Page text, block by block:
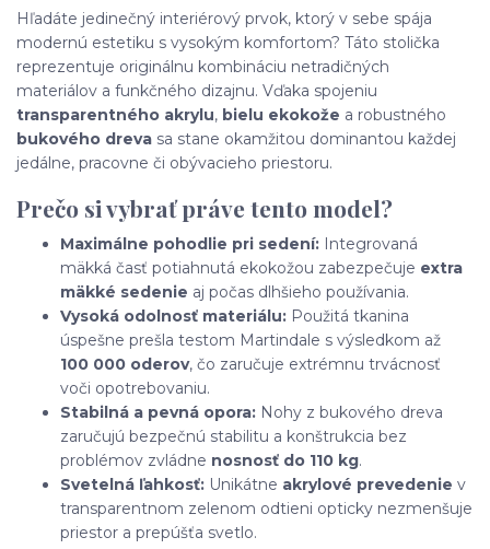
Hľadáte jedinečný interiérový prvok, ktorý v sebe spája
modernú estetiku s vysokým komfortom? Táto stolička
reprezentuje originálnu kombináciu netradičných
materiálov a funkčného dizajnu. Vďaka spojeniu
transparentného akrylu, bielu ekokože a robustného
bukového dreva sa stane okamžitou dominantou každej
jedálne, pracovne či obývacieho priestoru.
Prečo si vybrať práve tento model?
Maximálne pohodlie pri sedení: Integrovaná
mäkká časť potiahnutá ekokožou zabezpečuje extra
mäkké sedenie aj počas dlhšieho používania.
Vysoká odolnosť materiálu: Použitá tkanina
úspešne prešla testom Martindale s výsledkom až
100 000 oderov, čo zaručuje extrémnu trvácnosť
voči opotrebovaniu.
Stabilná a pevná opora: Nohy z bukového dreva
zaručujú bezpečnú stabilitu a konštrukcia bez
problémov zvládne nosnosť do 110 kg.
Svetelná ľahkosť: Unikátne akrylové prevedenie v
transparentnom zelenom odtieni opticky nezmenšuje
priestor a prepúšťa svetlo.